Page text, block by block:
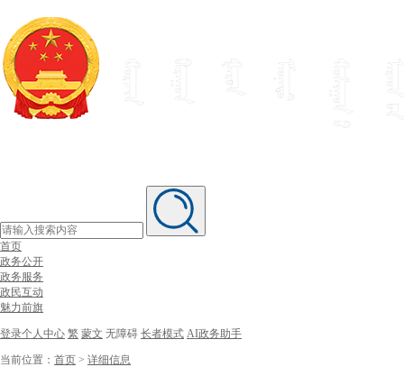
首页
政务公开
政务服务
政民互动
魅力前旗
登录个人中心 繁 蒙文 无障碍 长者模式 AI政务助手
当前位置： 首页 > 详细信息